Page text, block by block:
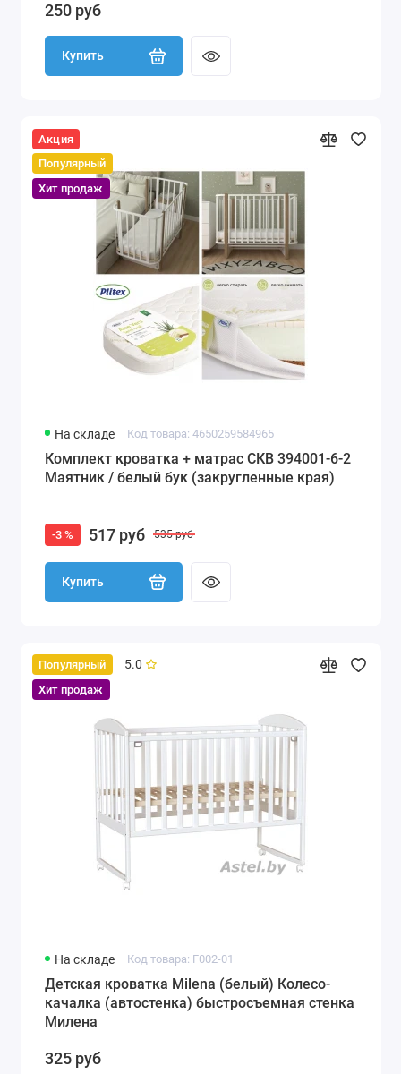
250 руб
Купить
Акция
Популярный
Хит продаж
На складе Код товара: 4650259584965
Комплект кроватка + матрас СКВ 394001-6-2
Маятник / белый бук (закругленные края)
-3 % 517 руб 535 руб
Купить
Популярный
Хит продаж
5.0
На складе Код товара: F002-01
Детская кроватка Milena (белый) Колесо-
качалка (автостенка) быстросъемная стенка
Милена
325 руб